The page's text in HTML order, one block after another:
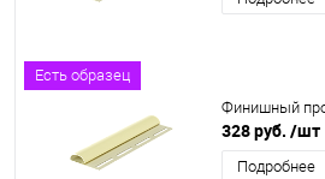
Есть образец
Финишный
328 руб. /шт
Подробнее